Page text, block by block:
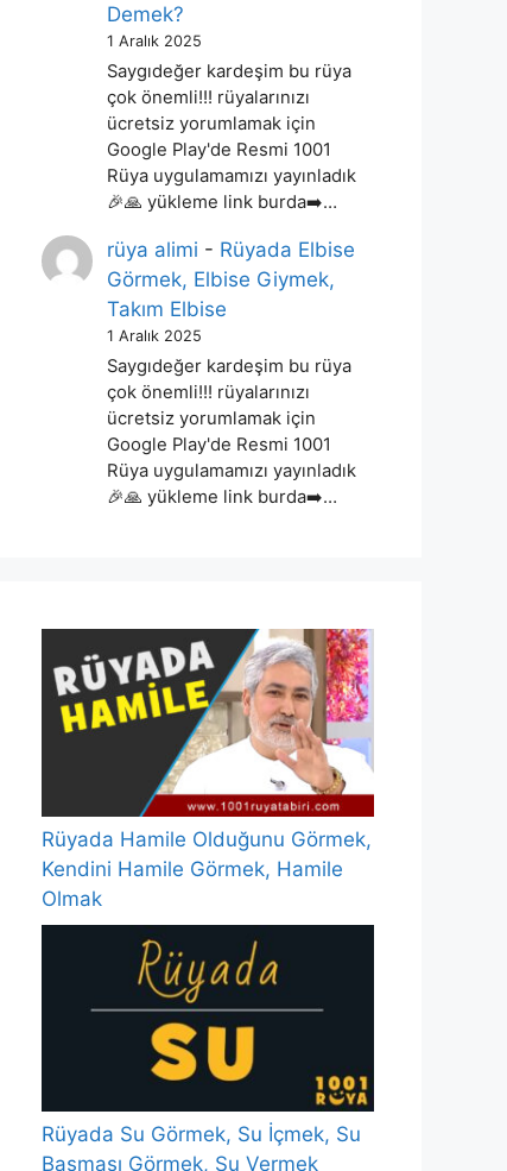
Demek?
1 Aralık 2025
Saygıdeğer kardeşim bu rüya
çok önemli!!! rüyalarınızı
ücretsiz yorumlamak için
Google Play'de Resmi 1001
Rüya uygulamamızı yayınladık
🎉🙏 yükleme link burda➡️…
rüya alimi - Rüyada Elbise
Görmek, Elbise Giymek,
Takım Elbise
1 Aralık 2025
Saygıdeğer kardeşim bu rüya
çok önemli!!! rüyalarınızı
ücretsiz yorumlamak için
Google Play'de Resmi 1001
Rüya uygulamamızı yayınladık
🎉🙏 yükleme link burda➡️…
Rüyada Hamile Olduğunu Görmek,
Kendini Hamile Görmek, Hamile
Olmak
Rüyada Su Görmek, Su İçmek, Su
Basması Görmek, Su Vermek